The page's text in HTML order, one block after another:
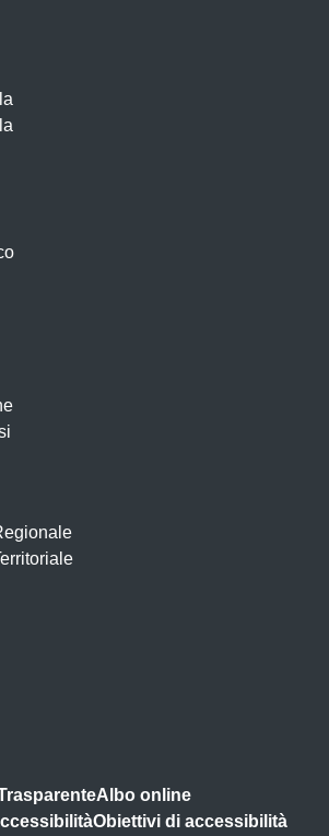
Albo online
Obiettivi di accessibilità